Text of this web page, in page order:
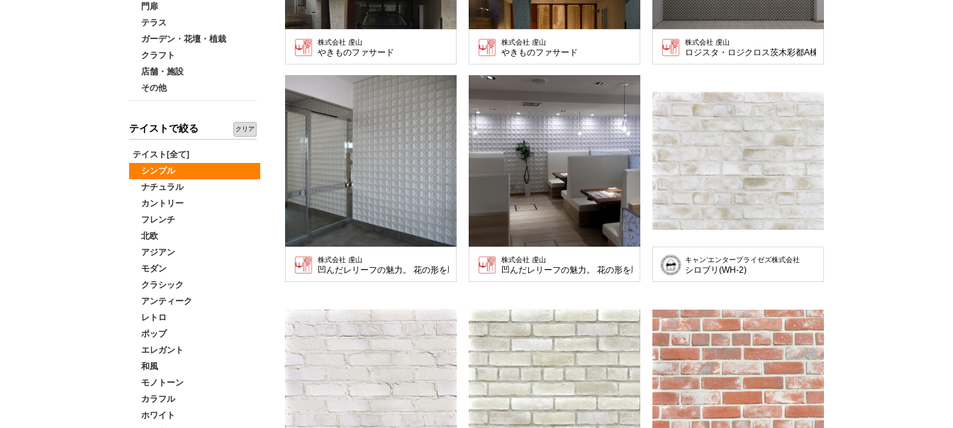
門扉
テラス
ガーデン・花壇・植栽
クラフト
店舗・施設
その他
テイストで絞る クリア
テイスト[全て]
シンプル
ナチュラル
カントリー
フレンチ
北欧
アジアン
モダン
クラシック
アンティーク
レトロ
ポップ
エレガント
和風
モノトーン
カラフル
ホワイト
株式会社 虔山
やきものファサード
株式会社 虔山
やきものファサード
株式会社 虔山
ロジスタ・ロジクロス茨木彩都A棟 Tile : Ichimatsu375 No.MA-A375
株式会社 虔山
凹んだレリーフの魅力。 花の形を彫り込んだ緩やかな連続性が美しい。
株式会社 虔山
凹んだレリーフの魅力。 花の形を彫り込んだ緩やかな連続性が美しい。
キャン’エンタープライゼズ株式会社
シロブリ(WH-2)